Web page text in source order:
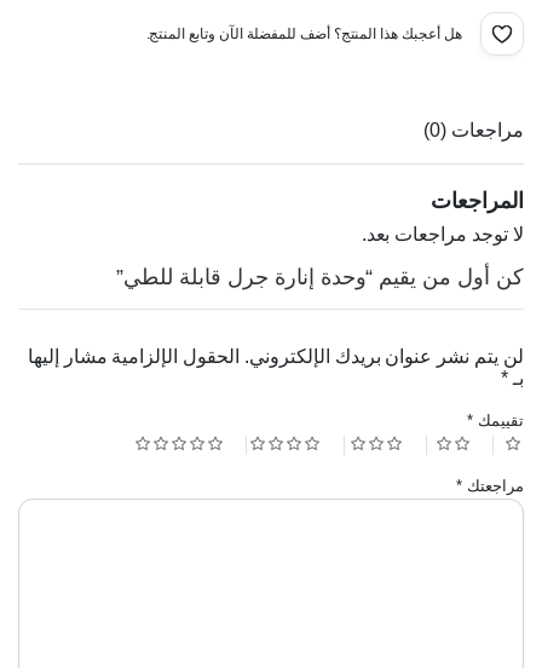
د.ا8.00.
د.ا4.00.
هل أعجبك هذا المنتج؟ أضف للمفضلة الآن وتابع المنتج.
مراجعات (0)
المراجعات
لا توجد مراجعات بعد.
كن أول من يقيم “وحدة إنارة جرل قابلة للطي”
لن يتم نشر عنوان بريدك الإلكتروني. الحقول الإلزامية مشار إليها
بـ *
تقييمك *
مراجعتك *